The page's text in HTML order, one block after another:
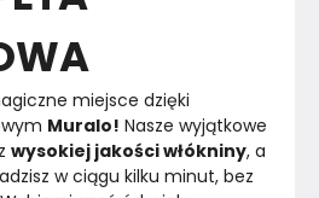
2024
miejsce dzięki
Muralo! Nasze wyjątkowe
wysokiej jakości włókniny, a
w ciągu kilku minut, bez